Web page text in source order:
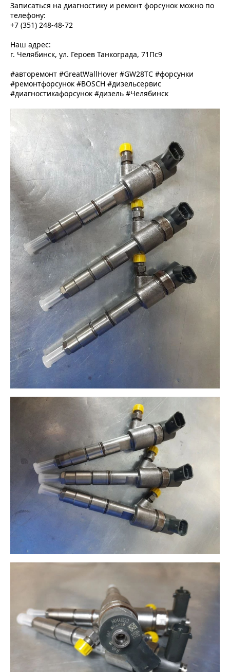
Записаться на диагностику и ремонт форсунок можно по
телефону:
+7 (351) 248-48-72
Наш адрес:
г. Челябинск, ул. Героев Танкограда, 71Пс9
#авторемонт #GreatWallHover #GW28TC #форсунки
#ремонтфорсунок #BOSCH #дизельсервис
#диагностикафорсунок #дизель #Челябинск